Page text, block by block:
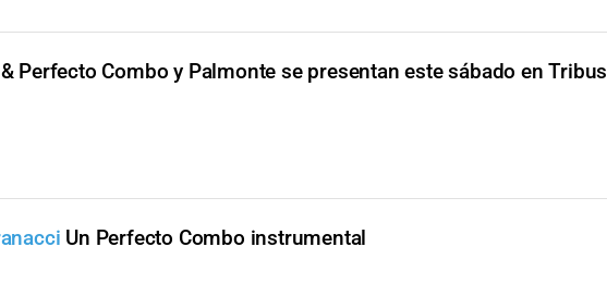
Perfecto Combo y Palmonte se presentan este sábado en Tribus
Un Perfecto Combo instrumental